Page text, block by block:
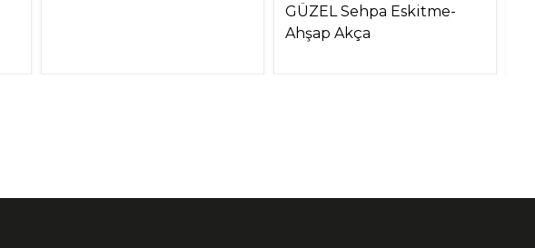
GÜZEL Sehpa Eskitme-
Ahşap Akça